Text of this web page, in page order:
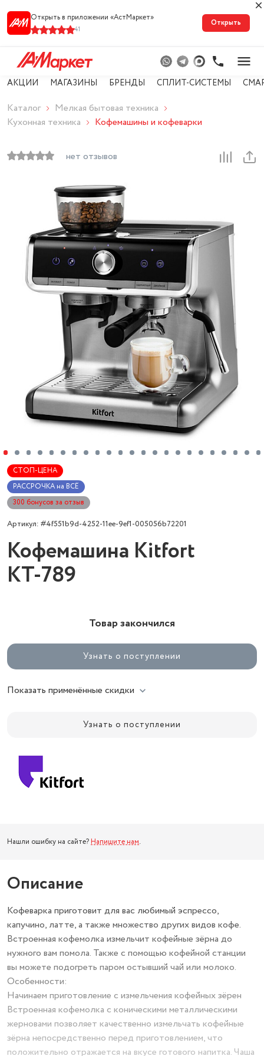
Открыть в приложении «АстМарке‪т‬»
41
Открыть
АКЦИИ МАГАЗИНЫ БРЕНДЫ СПЛИТ-СИСТЕМЫ
Каталог
Мелкая бытовая техника
Кухонная техника
Кофемашины и кофеварки
нет отзывов
СТОП-ЦЕНА
РАССРОЧКА на ВСЁ
300 бонусов за отзыв
Артикул: #4f551b9d-4252-11ee-9ef1-005056b72201
Кофемашина Kitfort
КТ-789
Товар закончился
Узнать о поступлении
Показать применённые скидки
Узнать о поступлении
Нашли ошибку на сайте? Напишите нам.
Описание
Кофеварка приготовит для вас любимый эспрессо,
капучино, латте, а также множество других видов кофе.
Встроенная кофемолка измельчит кофейные зёрна до
нужного вам помола. Также с помощью кофейной станции
вы можете подогреть паром остывший чай или молоко.
Особенности:
Начинаем приготовление с измельчения кофейных зёрен
Встроенная кофемолка с коническими металлическими
жерновами позволяет качественно измельчать кофейные
зёрна непосредственно перед приготовлением, что
положительно отражается на вкусе готового напитка. Чаша